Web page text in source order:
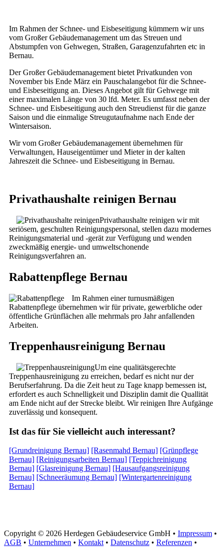
Im Rahmen der Schnee- und Eisbeseitigung kümmern wir uns
vom Großer Gebäudemanagement um das Streuen und
Abstumpfen von Gehwegen, Straßen, Garagenzufahrten etc in
Bernau.
Der Großer Gebäudemanagement bietet Privatkunden von
November bis Ende März ein Pauschalangebot für die Schnee-
und Eisbeseitigung an. Dieses Angebot gilt für Gehwege mit
einer maximalen Länge von 30 lfd. Meter. Es umfasst neben der
Schnee- und Eisbeseitigung auch den Streudienst für die ganze
Saison und die einmalige Streugutaufnahme nach Ende der
Wintersaison.
Wir vom Großer Gebäudemanagement übernehmen für
Verwaltungen, Hauseigentümer und Mieter in der kalten
Jahreszeit die Schnee- und Eisbeseitigung in Bernau.
Privathaushalte reinigen Bernau
Privathaushalte reinigen wir mit
seriösem, geschulten Reinigungspersonal, stellen dazu modernes
Reinigungsmaterial und -gerät zur Verfügung und wenden
zweckmäßig energie- und umweltschonende
Reinigungsverfahren an.
Rabattenpflege Bernau
Im Rahmen einer turnusmäßigen
Rabattenpflege übernehmen wir für private, gewerbliche oder
öffentliche Grünflächen alle mehrmals pro Jahr anfallenden
Arbeiten.
Treppenhausreinigung Bernau
Um eine qualitätsgerechte
Treppenhausreinigung zu erreichen, bedarf es nicht nur der
Berufserfahrung. Da die Zeit heut zu Tage knapp bemessen ist,
erfordert es auch Schnelligkeit und Disziplin damit die Quallität
am Ende nicht auf der Strecke bleibt. Wir reinigen Ihre Aufgänge
zuverlässig und konsequent.
Ist das für Sie vielleicht auch interessant?
[Grundreinigung Bernau] [Rasenmahd Bernau] [Grünpflege
Bernau] [Reinigungsarbeiten Bernau] [Teppichreinigung
Bernau] [Glasreinigung Bernau] [Hausaufgangsreinigung
Bernau] [Schneeräumung Bernau] [Wintergartenreinigung
Bernau]
Copyright © 2026 Herdegen Gebäudeservice GmbH • Impressum •
AGB • Unternehmen • Kontakt • Datenschutz • Referenzen •